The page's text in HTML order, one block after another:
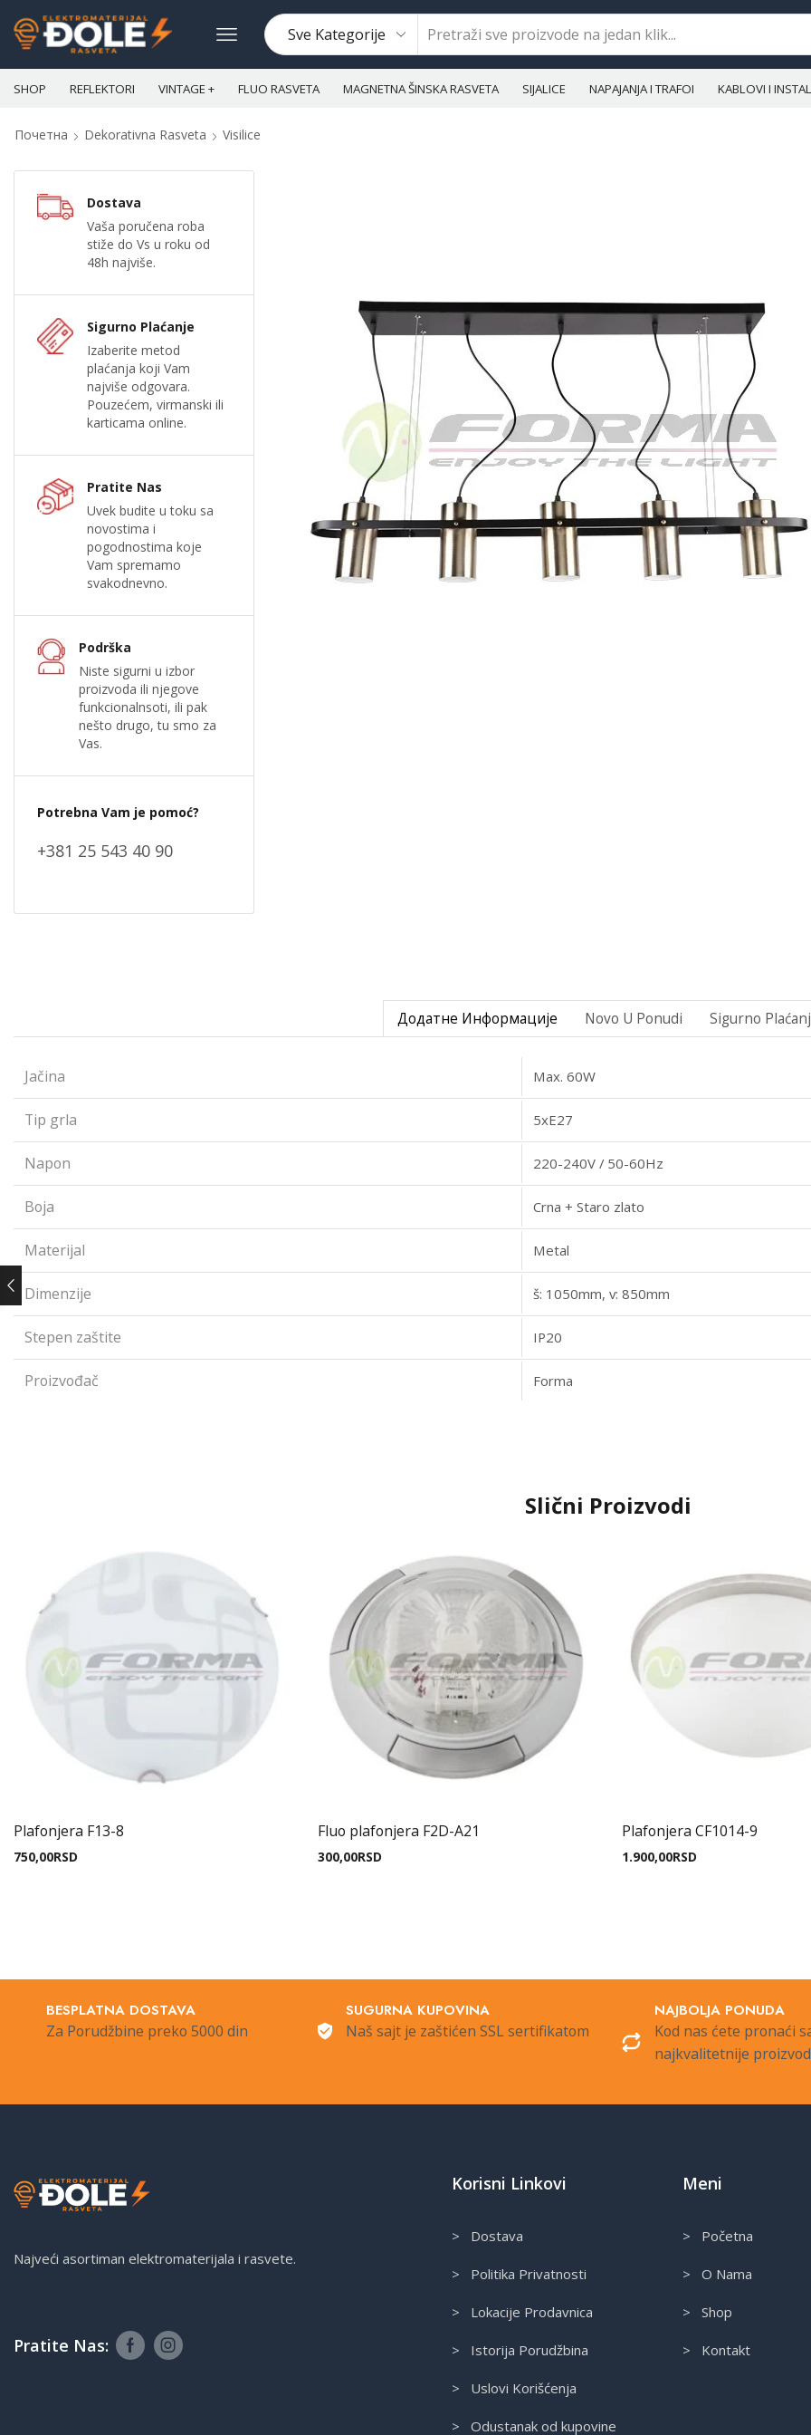
SHOP REFLEKTORI VINTAGE + FLUO RASVETA MAGNETNA ŠINSKA RASVETA SIJALICE NAPAJANJA I TRAFOI KABLOVI I
Почетна Dekorativna Rasveta Visilice
Dostava
Vaša poručena roba
stiže do Vs u roku od
48h najviše.
Sigurno Plaćanje
Izaberite metod
plaćanja koji Vam
najviše odgovara.
Pouzećem, virmanski ili
karticama online.
Pratite Nas
Uvek budite u toku sa
novostima i
pogodnostima koje
Vam spremamo
svakodnevno.
Podrška
Niste sigurni u izbor
proizvoda ili njegove
funkcionalnsoti, ili pak
nešto drugo, tu smo za
Vas.
Potrebna Vam je pomoć?
+381 25 543 40 90
Додатне Информације Novo U Ponudi Sigurno
Jačina Max. 60W
Tip grla 5xE27
Napon 220-240V / 50-60Hz
Boja Crna + Staro zlato
Materijal Metal
Dimenzije š: 1050mm, v: 850mm
Stepen zaštite IP20
Proizvođač Forma
Slični Proizvodi
Plafonjera F13-8
750,00RSD
Fluo plafonjera F2D-A21
300,00RSD
Plafonjera CF1014-9
1.900,00RSD
BESPLATNA DOSTAVA
Za Porudžbine preko 5000 din
SUGURNA KUPOVINA
Naš sajt je zaštićen SSL sertifikatom
NAJBOLJA PONUDA
Kod nas ćete pronaći
najkvalitetnije
Najveći asortiman elektromaterijala i rasvete.
Pratite Nas:
Korisni Linkovi
> Dostava
> Politika Privatnosti
> Lokacije Prodavnica
> Istorija Porudžbina
> Uslovi Korišćenja
> Odustanak od kupovine
Meni
> Početna
> O Nama
> Shop
> Kontakt